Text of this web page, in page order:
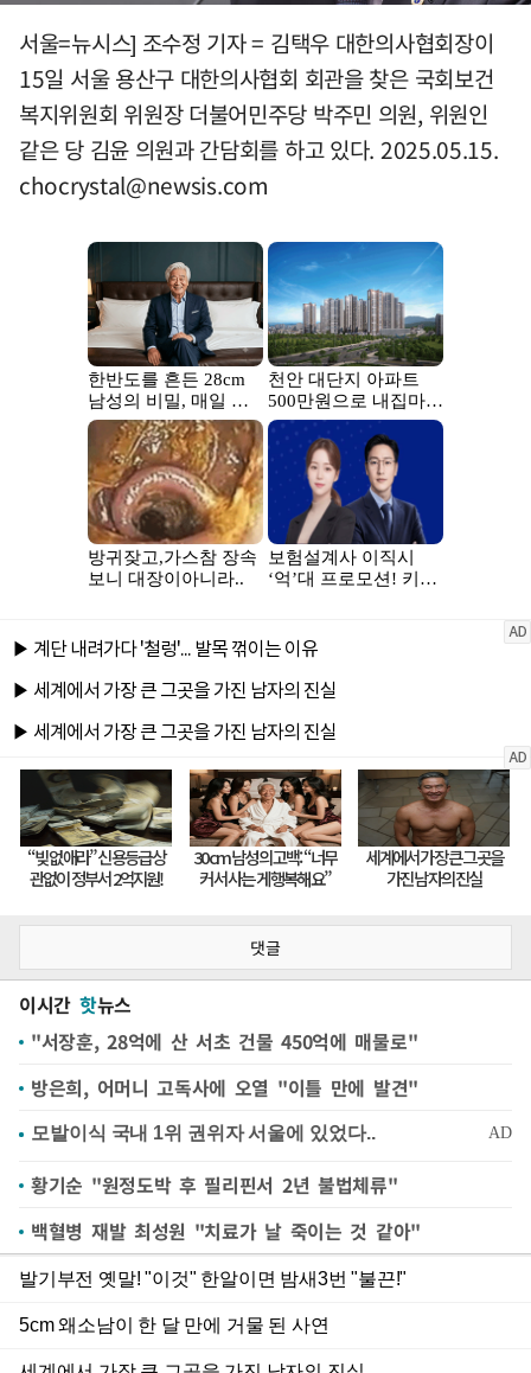
서울=뉴시스] 조수정 기자 = 김택우 대한의사협회장이
15일 서울 용산구 대한의사협회 회관을 찾은 국회보건
복지위원회 위원장 더불어민주당 박주민 의원, 위원인
같은 당 김윤 의원과 간담회를 하고 있다. 2025.05.15.
chocrystal@newsis.com
댓글
이시간 핫뉴스
"서장훈, 28억에 산 서초 건물 450억에 매물로"
방은희, 어머니 고독사에 오열 "이틀 만에 발견"
황기순 "원정도박 후 필리핀서 2년 불법체류"
백혈병 재발 최성원 "치료가 날 죽이는 것 같아"